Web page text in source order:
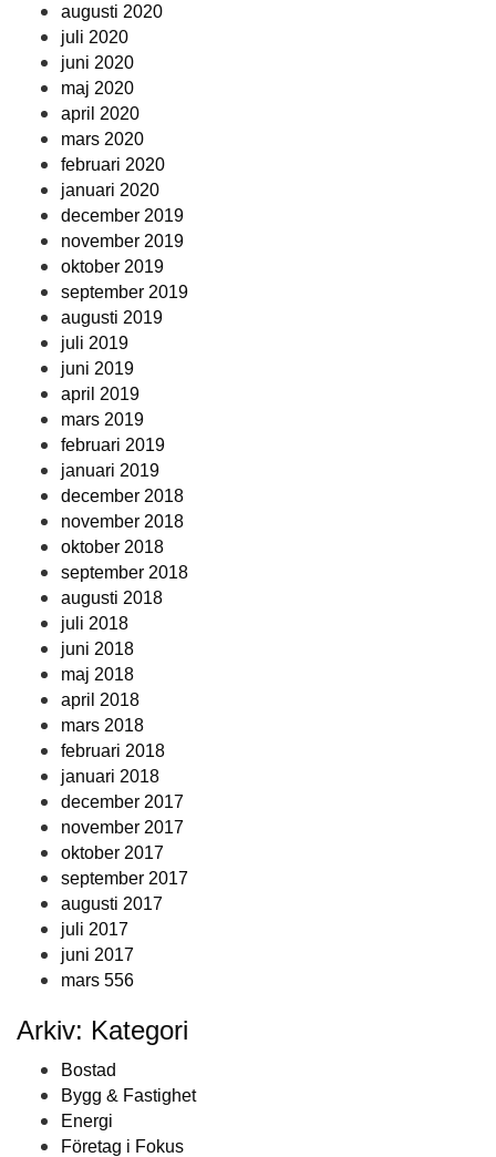
augusti 2020
juli 2020
juni 2020
maj 2020
april 2020
mars 2020
februari 2020
januari 2020
december 2019
november 2019
oktober 2019
september 2019
augusti 2019
juli 2019
juni 2019
april 2019
mars 2019
februari 2019
januari 2019
december 2018
november 2018
oktober 2018
september 2018
augusti 2018
juli 2018
juni 2018
maj 2018
april 2018
mars 2018
februari 2018
januari 2018
december 2017
november 2017
oktober 2017
september 2017
augusti 2017
juli 2017
juni 2017
mars 556
Arkiv: Kategori
Bostad
Bygg & Fastighet
Energi
Företag i Fokus